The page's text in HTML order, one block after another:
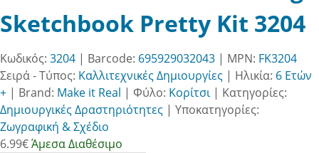
Sketchbook Pretty Kit 3204
Κωδικός: 3204 | Barcode: 695929032043 | MPN: FK3204
Σειρά - Τύπος: Καλλιτεχνικές Δημιουργίες | Ηλικία: 6 Ετών
+ | Brand: Make it Real | Φύλο: Κορίτσι| Κατηγορίες:
Δημιουργικές Δραστηριότητες | Υποκατηγορίες:
Ζωγραφική & Σχέδιο
6.99€Άμεσα Διαθέσιμο